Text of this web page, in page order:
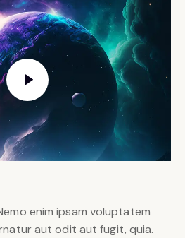
enim ipsam voluptatem
aut odit aut fugit, quia.